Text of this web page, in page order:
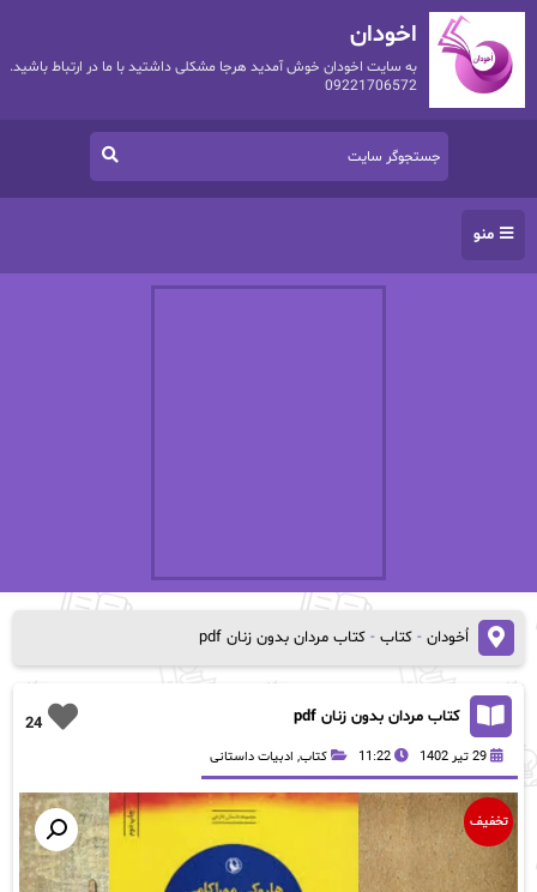
اخودان
به سایت اخودان خوش آمدید هرجا مشکلی داشتید با ما در ارتباط باشید.
09221706572
منو
اُخودان- کتاب- کتاب مردان بدون زنان pdf
24 کتاب مردان بدون زنان pdf
29 تیر 1402 11:22 کتاب, ادبیات داستانی
تخفیف